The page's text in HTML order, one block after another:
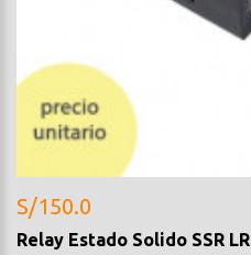
S/150.0
Relay Estado Solido SSR